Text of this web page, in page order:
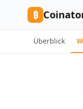
Skip to content
₿
Überblick